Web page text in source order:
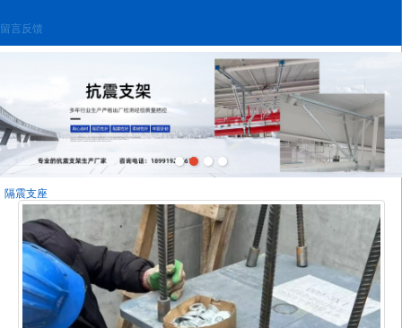
留言反馈
隔震支座